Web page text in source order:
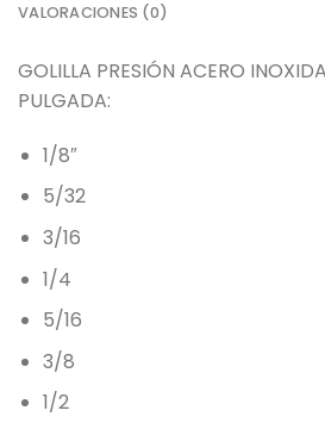
VALORACIONES (0)
GOLILLA PRESIÓN ACERO
PULGADA:
1/8″
5/32
3/16
1/4
5/16
3/8
1/2